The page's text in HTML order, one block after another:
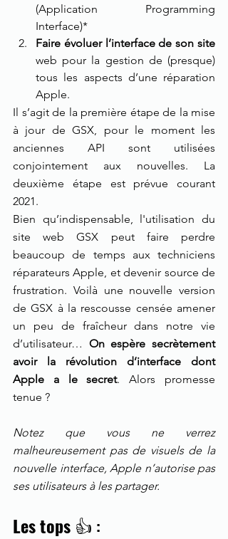
(Application Programming
Interface)*
Faire évoluer l’interface de son site
web pour la gestion de (presque)
tous les aspects d’une réparation
Apple.
Il s’agit de la première étape de la mise
à jour de GSX, pour le moment les
anciennes API sont utilisées
conjointement aux nouvelles. La
deuxième étape est prévue courant
2021.
Bien qu’indispensable, l'utilisation du
site web GSX peut faire perdre
beaucoup de temps aux techniciens
réparateurs Apple, et devenir source de
frustration. Voilà une nouvelle version
de GSX à la rescousse censée amener
un peu de fraîcheur dans notre vie
d’utilisateur… On espère secrètement
avoir la révolution d’interface dont
Apple a le secret. Alors promesse
tenue ?
Notez que vous ne verrez
malheureusement pas de visuels de la
nouvelle interface, Apple n’autorise pas
ses utilisateurs à les partager.
Les tops 👍 :